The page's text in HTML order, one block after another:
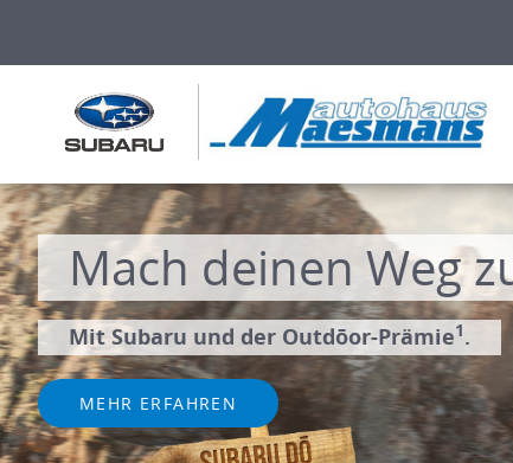
Mach deinen Weg
Mit Subaru und der Outdōor-Prämie1.
MEHR ERFAHREN